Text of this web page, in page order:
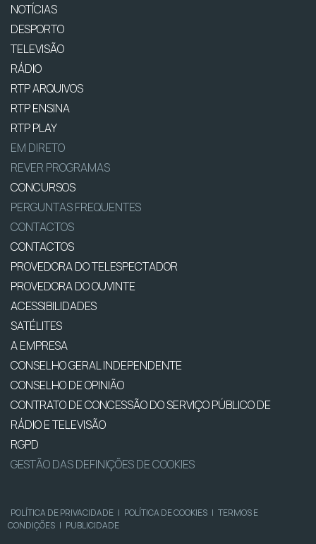
NOTÍCIAS
DESPORTO
TELEVISÃO
RÁDIO
RTP ARQUIVOS
RTP ENSINA
RTP PLAY
EM DIRETO
REVER PROGRAMAS
CONCURSOS
PERGUNTAS FREQUENTES
CONTACTOS
CONTACTOS
PROVEDORA DO TELESPECTADOR
PROVEDORA DO OUVINTE
ACESSIBILIDADES
SATÉLITES
A EMPRESA
CONSELHO GERAL INDEPENDENTE
CONSELHO DE OPINIÃO
CONTRATO DE CONCESSÃO DO SERVIÇO PÚBLICO DE
RÁDIO E TELEVISÃO
RGPD
GESTÃO DAS DEFINIÇÕES DE COOKIES
POLÍTICA DE PRIVACIDADE | POLÍTICA DE COOKIES | TERMOS E
CONDIÇÕES | PUBLICIDADE